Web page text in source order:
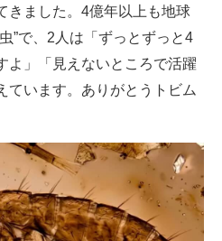
きました。4億年以上も地球
”で、2人は「ずっとずっと4
よ」「見えないところで活躍
ています。ありがとうトビム